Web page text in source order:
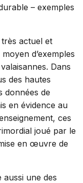
– exemples
actuel et
d’exemples
Dans
des hautes
données de
en évidence au
ces
joué par le
en œuvre de
une des